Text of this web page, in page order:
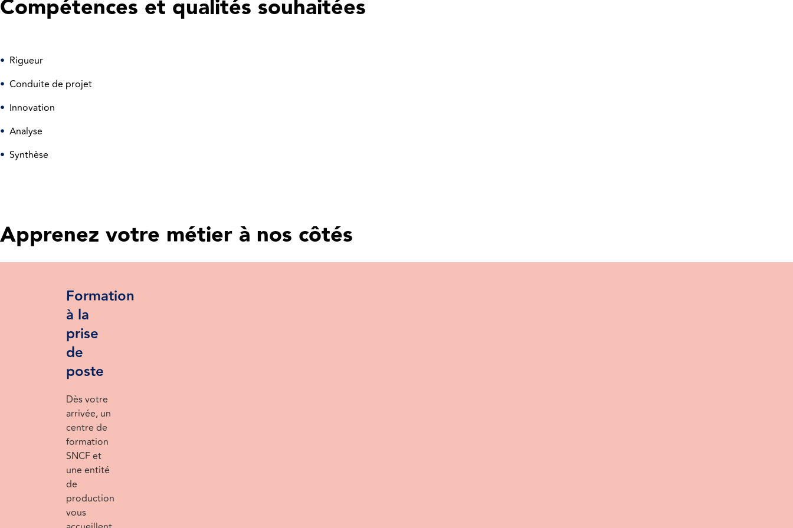
Compétences et qualités souhaitées
• Rigueur
• Conduite de projet
• Innovation
• Analyse
• Synthèse
Apprenez votre métier à nos côtés
Formation
à la
prise
de
poste
Dès votre
arrivée, un
centre de
formation
SNCF et
une entité
de
production
vous